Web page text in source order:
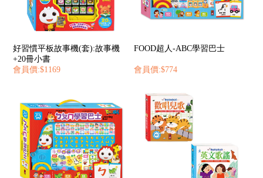
好習慣平板故事機(套):故事機
+20冊小書
會員價:$1169
FOOD超人-ABC學習巴士
會員價:$774